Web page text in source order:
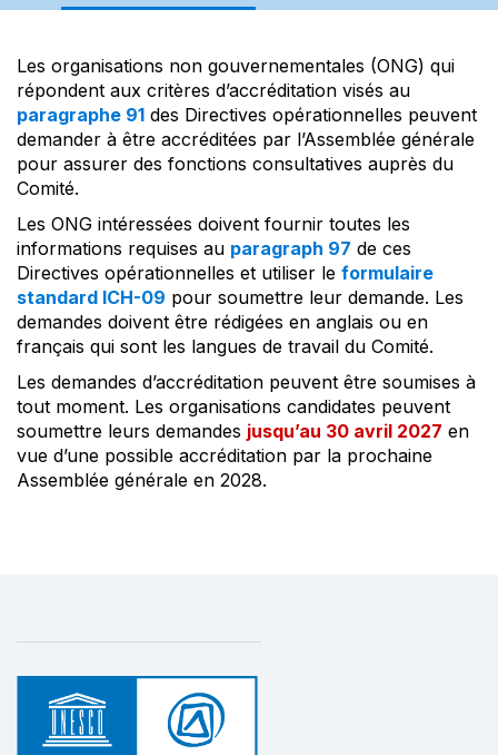
Les organisations non gouvernementales (ONG) qui
répondent aux critères d’accréditation visés au
paragraphe 91 des Directives opérationnelles peuvent
demander à être accréditées par l’Assemblée générale
pour assurer des fonctions consultatives auprès du
Comité.
Les ONG intéressées doivent fournir toutes les
informations requises au paragraph 97 de ces
Directives opérationnelles et utiliser le formulaire
standard ICH-09 pour soumettre leur demande. Les
demandes doivent être rédigées en anglais ou en
français qui sont les langues de travail du Comité.
Les demandes d’accréditation peuvent être soumises à
tout moment. Les organisations candidates peuvent
soumettre leurs demandes jusqu’au 30 avril 2027 en
vue d’une possible accréditation par la prochaine
Assemblée générale en 2028.